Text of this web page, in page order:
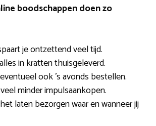
boodschappen doen zo
je ontzettend veel tijd.
in kratten thuisgeleverd.
ook ’s avonds bestellen.
minder impulsaankopen.
laten bezorgen waar en wanneer jij